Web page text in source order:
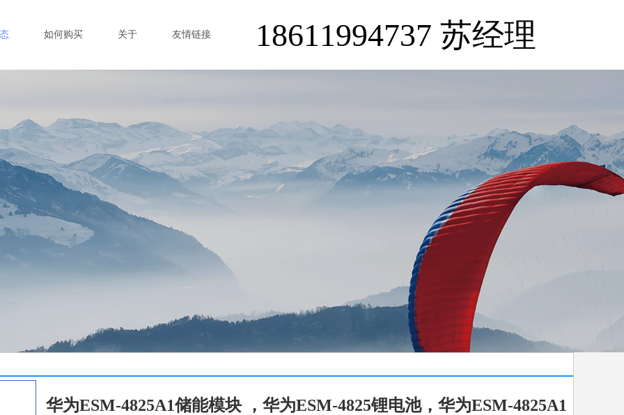
18611994737 苏经理
如何购买 关于 友情链接
华为ESM-4825A1储能模块 ，华为ESM-4825锂电池，华为ESM-4825A1